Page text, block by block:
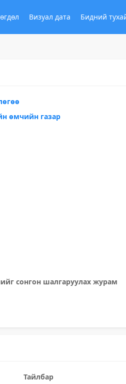
Визуал дата Бидний
өмчийн газар
сонгон шалгаруулах журам
Тайлбар